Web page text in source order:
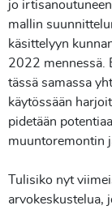
jo
mallin
käsittelyyn
2022 mennessä.
tässä samassa
käytössään
pidetään
muuntoremontin
Tulisiko nyt
arvokeskustelua,